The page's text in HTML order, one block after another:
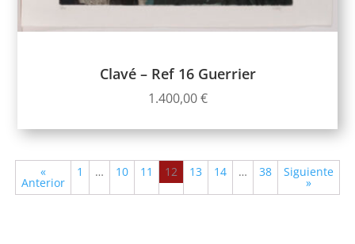
Clavé – Ref 16 Guerrier
1.400,00€
«
Anterior
1 … 10 11 12 13 14 … 38 Siguiente
»